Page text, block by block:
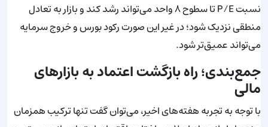
نسبت P/E تا سطوح ۸ واحد می‌تواند رشد کند و بازار به تعادل
منطقی نزدیک شود؛ در غیر این صورت رکود بورس و خروج سرمایه
می‌تواند عمیق‌تر شود.
جمع‌بندی؛ راه بازگشت اعتماد به بازارهای
مالی
با توجه به تجربه هفته‌های اخیر، می‌توان گفت تنها ترکیب همزمان